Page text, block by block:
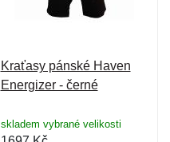
Kraťasy pánské Haven
Energizer - černé
skladem vybrané velikosti